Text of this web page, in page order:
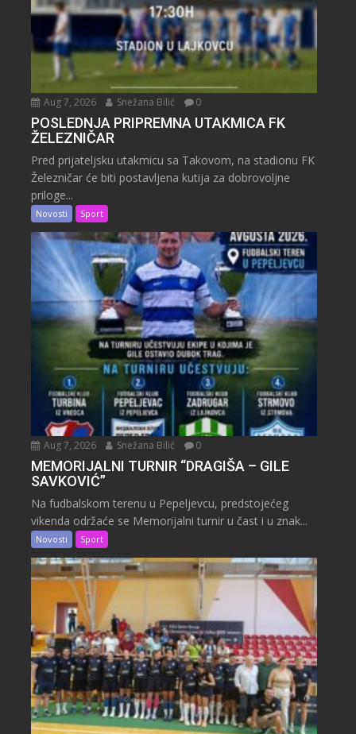
Aug 7, 2026 Snežana Bilić 0
POSLEDNJA PRIPREMNA UTAKMICA FK
ŽELEZNIČAR
Pred prijateljsku utakmicu sa Takovom, na stadionu FK
Železničar će biti postavljena kutija za dobrovoljne
priloge...
Novosti Sport
Aug 7, 2026 Snežana Bilić 0
MEMORIJALNI TURNIR “DRAGIŠA – GILE
SAVKOVIĆ”
Na fudbalskom terenu u Pepeljevcu, predstojećeg
vikenda održaće se Memorijalni turnir u čast i u znak...
Novosti Sport